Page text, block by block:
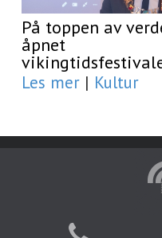
På toppen av
åpnet
Les mer | Kultur